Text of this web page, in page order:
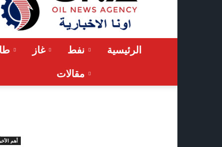
/
أونا
الاخبارية
الرئيسية نفط غاز
مقالات
أهم